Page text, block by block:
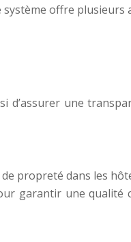
offre plusieurs
d’assurer une
propreté dans les
garantir une qualité